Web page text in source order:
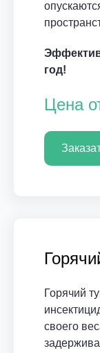
год!
Цена
Горячий
своего